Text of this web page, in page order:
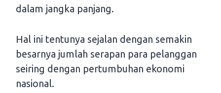
dalam jangka panjang.
Hal ini tentunya sejalan dengan semakin
besarnya jumlah serapan para pelanggan
seiring dengan pertumbuhan ekonomi
nasional.